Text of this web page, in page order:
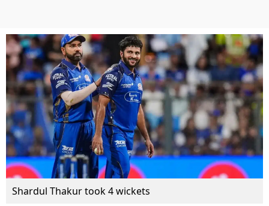
Shardul Thakur took 4 wickets